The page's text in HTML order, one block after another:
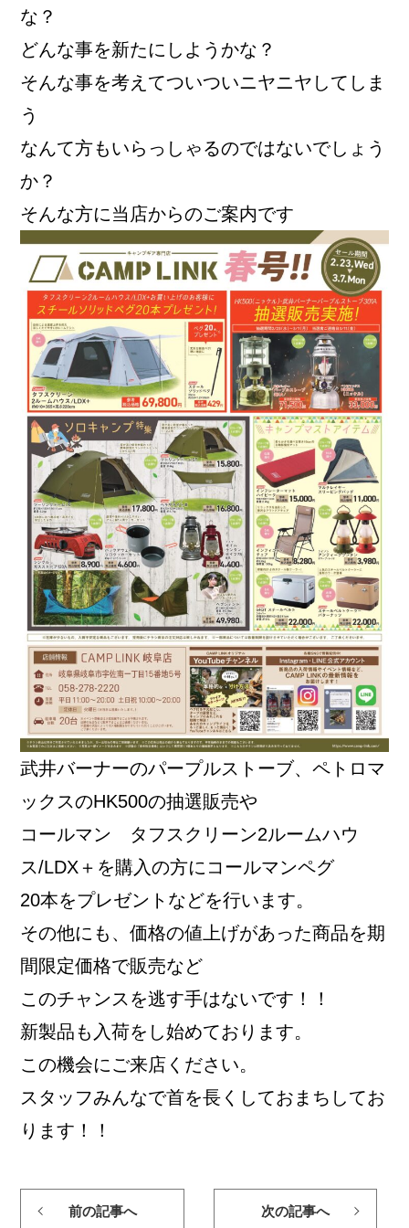
な？
どんな事を新たにしようかな？
そんな事を考えてついついニヤニヤしてしま
う
なんて方もいらっしゃるのではないでしょう
か？
そんな方に当店からのご案内です
武井バーナーのパープルストーブ、ペトロマ
ックスのHK500の抽選販売や
コールマン タフスクリーン2ルームハウ
ス/LDX＋を購入の方にコールマンペグ
20本をプレゼントなどを行います。
その他にも、価格の値上げがあった商品を期
間限定価格で販売など
このチャンスを逃す手はないです！！
新製品も入荷をし始めております。
この機会にご来店ください。
スタッフみんなで首を長くしておまちしてお
ります！！
前の記事へ 次の記事へ